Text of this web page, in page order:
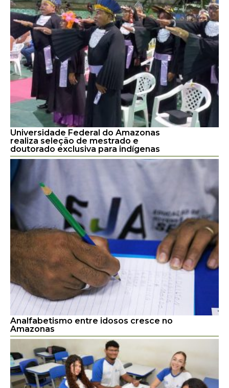
Universidade Federal do Amazonas
realiza seleção de mestrado e
doutorado exclusiva para indígenas
Analfabetismo entre idosos cresce no
Amazonas